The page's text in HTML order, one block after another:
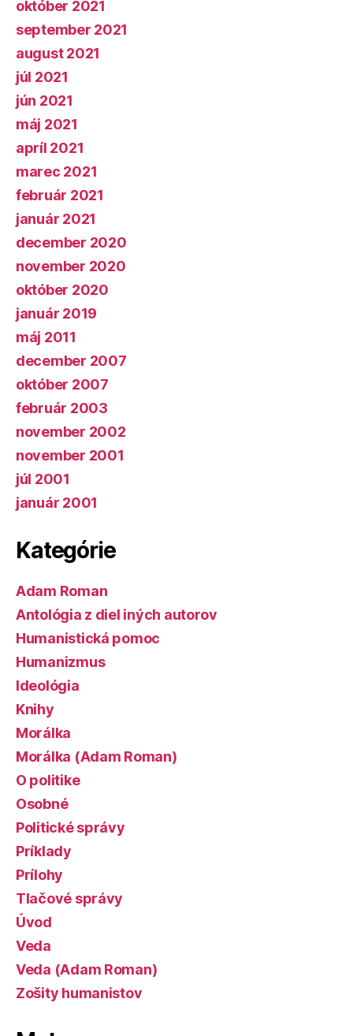
október 2021
september 2021
august 2021
júl 2021
jún 2021
máj 2021
apríl 2021
marec 2021
február 2021
január 2021
december 2020
november 2020
október 2020
január 2019
máj 2011
december 2007
október 2007
február 2003
november 2002
november 2001
júl 2001
január 2001
Kategórie
Adam Roman
Antológia z diel iných autorov
Humanistická pomoc
Humanizmus
Ideológia
Knihy
Morálka
Morálka (Adam Roman)
O politike
Osobné
Politické správy
Príklady
Prílohy
Tlačové správy
Úvod
Veda
Veda (Adam Roman)
Zošity humanistov